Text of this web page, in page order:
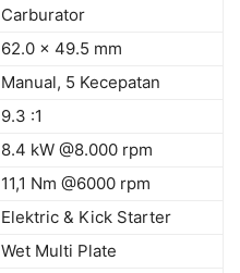
Carburator
62.0 x 49.5 mm
Manual, 5 Kecepatan
9.3 :1
8.4 kW @8.000 rpm
11,1 Nm @6000 rpm
Elektric & Kick Starter
Wet Multi Plate